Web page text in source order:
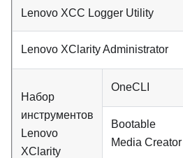
Lenovo XCC Logger Utility
Lenovo XClarity Administrator
Набор
инструментов
Lenovo
XClarity
OneCLI
Bootable
Media Creator